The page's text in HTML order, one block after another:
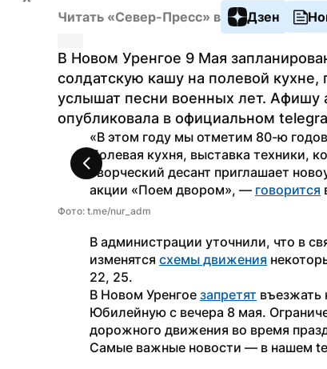
Читать «Север-Пресс» в Дзен
В Новом Уренгое 9 Мая
солдатскую кашу на полевой
услышат песни военных лет. Афишу
опубликовала в официальном
«В этом году мы отметим 80-ю
Полевая кухня, выставка техники,
Творческий десант приглашает
акции «Поем двором», — говорится
Фото: t.me/nur_adm
В администрации уточнили, что в
изменятся схемы движения
22, 25.
В Новом Уренгое запретят въезжать
Юбилейную с вечера 8 мая.
дорожного движения во время
Самые важные новости — в нашем